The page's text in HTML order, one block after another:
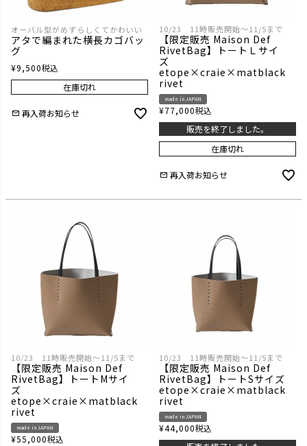
オーバル型がめずらしくてかわいい
アタで編まれた横長カゴバッ
グ
¥9,500税込
在庫切れ
再入荷お知らせ
10/23 11時販売開始～11/5まで
【限定販売 Maison Def
RivetBag】トートＬサイ
ズ
etope×craie×matblack
rivet
made in JAPAN
¥77,000税込
販売を終了しました。
在庫切れ
再入荷お知らせ
10/23 11時販売開始～11/5まで
【限定販売 Maison Def
RivetBag】トートMサイ
ズ
etope×craie×matblack
rivet
made in JAPAN
¥55,000税込
10/23 11時販売開始～11/5まで
【限定販売 Maison Def
RivetBag】トートSサイズ
etope×craie×matblack
rivet
made in JAPAN
¥44,000税込